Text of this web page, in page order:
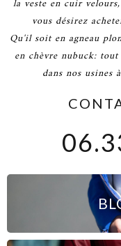
la veste en cuir
vous désirez
Qu'il soit en agneau
en chèvre nubuck:
dans nos usines